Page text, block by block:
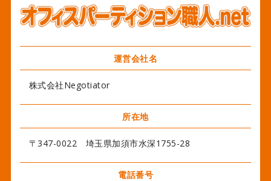
運営会社名
株式会社Negotiator
所在地
〒347-0022 埼玉県加須市水深1755-28
電話番号